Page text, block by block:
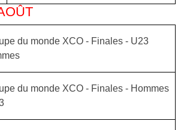
du monde XCO - Finales - U23
du monde XCO - Finales - Hommes